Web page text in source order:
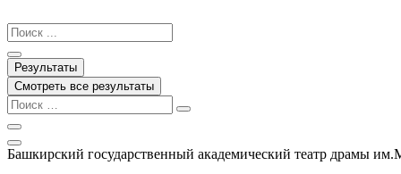
к
содержимому
Search
...
Результаты
Смотреть все результаты
Башкирский государственный академический театр драмы